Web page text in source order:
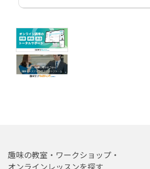
趣味の教室・ワークショップ・